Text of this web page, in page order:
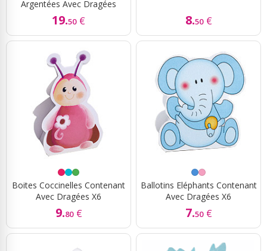
Argentées Avec Dragées
19.50 € 8.50 €
Boites Coccinelles Contenant
Avec Dragées X6
9.80 €
Ballotins Eléphants Contenant
Avec Dragées X6
7.50 €